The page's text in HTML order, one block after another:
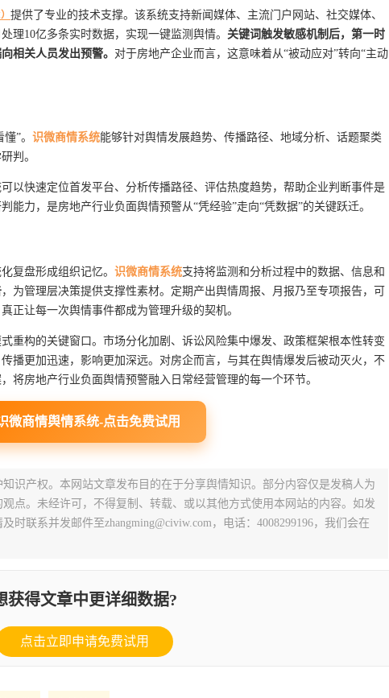
提供了专业的技术支撑。该系统支持新闻媒体、主流门户网站、社交媒体、
理10亿多条实时数据，实现一键监测舆情。 关键词触发敏感机制后，第一时
相关人员发出预警。 对于房地产企业而言，这意味着从“被动应对”转向“主动
”。 识微商情系统能够针对舆情发展趋势、传播路径、地域分析、话题聚类
判。
以快速定位首发平台、分析传播路径、评估热度趋势，帮助企业判断事件是
能力，是房地产行业负面舆情预警从“凭经验”走向“凭数据”的关键跃迁。
复盘形成组织记忆。 识微商情系统支持将监测和分析过程中的数据、信息和
，为管理层决策提供支撑性素材。定期产出舆情周报、月报乃至专项报告，可
正让每一次舆情事件都成为管理升级的契机。
重构的关键窗口。市场分化加剧、诉讼风险集中爆发、政策框架根本性转变
更加迅速，影响更加深远。对房企而言，与其在舆情爆发后被动灭火，不
将房地产行业负面舆情预警融入日常经营管理的每一个环节。
微商情舆情系统-点击免费试用
知识产权。本网站文章发布目的在于分享舆情知识。部分内容仅是发稿人为
点。未经许可，不得复制、转载、或以其他方式使用本网站的内容。如发
时联系并发邮件至zhangming@civiw.com，电话：4008299196，我们会在
获得文章中更详细数据?
点击立即申请免费试用